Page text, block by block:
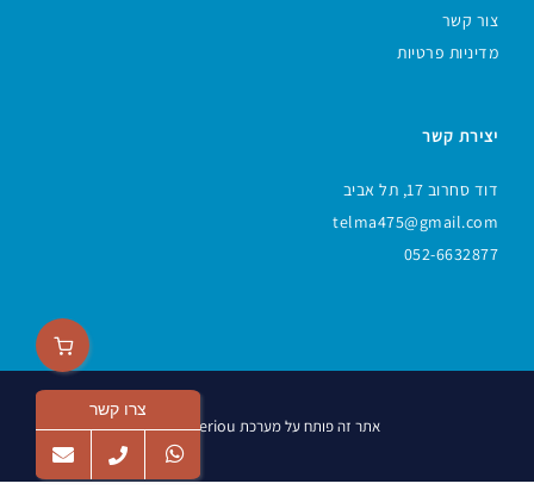
צור קשר
מדיניות פרטיות
יצירת קשר
דוד סחרוב 17, תל אביב
telma475@gmail.com
052-6632877
אתר זה פותח על מערכת Veriou
צרו קשר